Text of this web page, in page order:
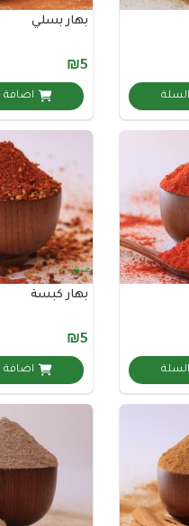
بهار بسلي
₪5
اضافة
بهار كبسة
₪5
اضافة